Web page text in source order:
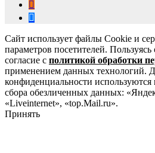
Сайт использует файлы Cookie и
параметров посетителей.
согласие с политикой обработки
применением данных технологий.
конфиденциальности используются
сбора обезличенных данных:
«Liveinternet», «top.Mail.ru».
Принять